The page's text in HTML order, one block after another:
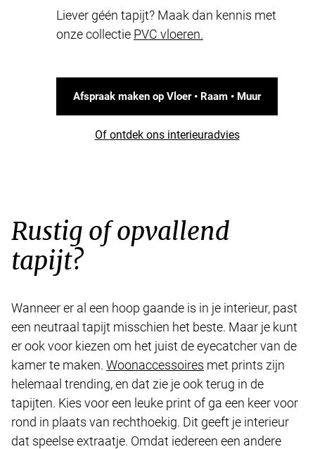
Liever géén tapijt? Maak dan kennis met
onze collectie PVC vloeren.
Afspraak maken op Vloer • Raam • Muur
Of ontdek ons interieuradvies
Rustig of opvallend
tapijt?
Wanneer er al een hoop gaande is in je interieur, past
een neutraal tapijt misschien het beste. Maar je kunt
er ook voor kiezen om het juist de eyecatcher van de
kamer te maken. Woonaccessoires met prints zijn
helemaal trending, en dat zie je ook terug in de
tapijten. Kies voor een leuke print of ga een keer voor
rond in plaats van rechthoekig. Dit geeft je interieur
dat speelse extraatje. Omdat iedereen een andere